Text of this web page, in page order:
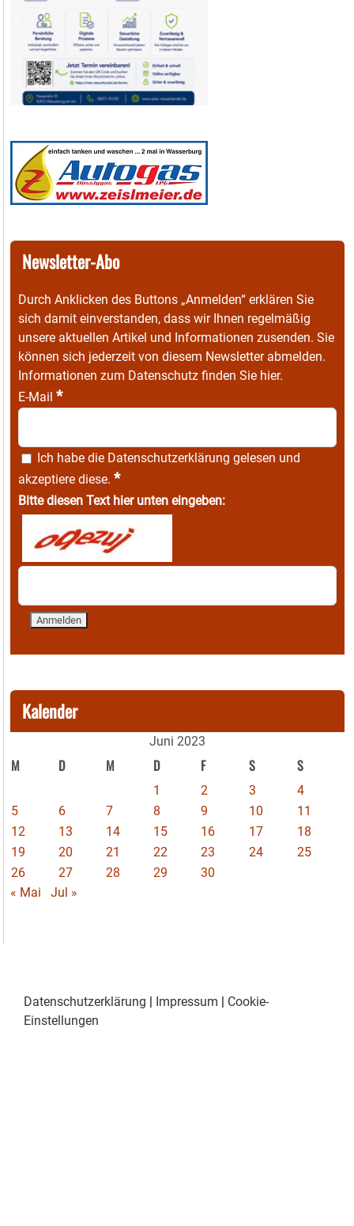
Newsletter-Abo
Durch Anklicken des Buttons „Anmelden“ erklären Sie
sich damit einverstanden, dass wir Ihnen regelmäßig
unsere aktuellen Artikel und Informationen zusenden. Sie
können sich jederzeit von diesem Newsletter abmelden.
Informationen zum Datenschutz finden Sie hier.
E-Mail *
Ich habe die Datenschutzerklärung gelesen und
akzeptiere diese. *
Bitte diesen Text hier unten eingeben:
Kalender
Juni 2023
M D M D F S S
1 2 3
4
5
6 7 8 9 10
11
12
13 14 15 16 17
18
19
20 21 22 23 24
25
26
27 28 29
30
« Mai
Jul »
Datenschutzerklärung | Impressum | Cookie-
Einstellungen